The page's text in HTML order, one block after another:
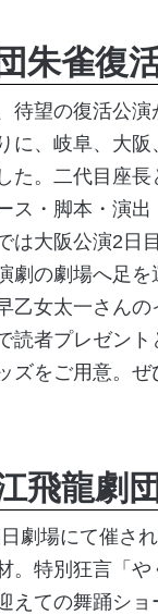
朱雀復
待望の復活公
に、岐阜、大
た。二代目座
ス・脚本・演
は大阪公演2 日
劇の劇場へ足
乙女太一さん
読者プレゼン
ズをご用意。ぜ
飛龍劇
劇場にて催さ
。特別狂言「
えての舞踊シ